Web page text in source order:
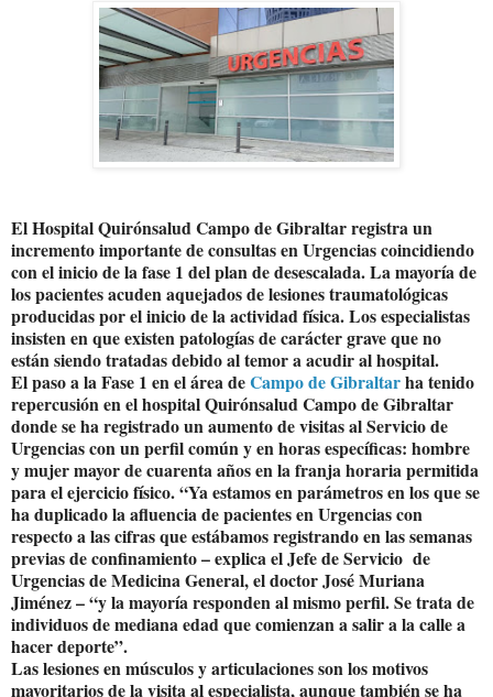
El Hospital Quirónsalud Campo de Gibraltar registra un
incremento importante de consultas en Urgencias coincidiendo
con el inicio de la fase 1 del plan de desescalada. La mayoría de
los pacientes acuden aquejados de lesiones traumatológicas
producidas por el inicio de la actividad física. Los especialistas
insisten en que existen patologías de carácter grave que no
están siendo tratadas debido al temor a acudir al hospital.
El paso a la Fase 1 en el área deCampo de Gibraltarha tenido
repercusión en el hospital Quirónsalud Campo de Gibraltar
donde se ha registrado un aumento de visitas al Servicio de
Urgencias con un perfil común y en horas específicas: hombre
y mujer mayor de cuarenta años en la franja horaria permitida
para el ejercicio físico. “Ya estamos en parámetros en los que se
ha duplicado la afluencia de pacientes en Urgencias con
respecto a las cifras que estábamos registrando en las semanas
previas de confinamiento – explica el Jefe de Servicio de
Urgencias de Medicina General, el doctor José Muriana
Jiménez – “y la mayoría responden al mismo perfil. Se trata de
individuos de mediana edad que comienzan a salir a la calle a
hacer deporte”.
Las lesiones en músculos y articulaciones son los motivos
mayoritarios de la visita al especialista, aunque también se ha